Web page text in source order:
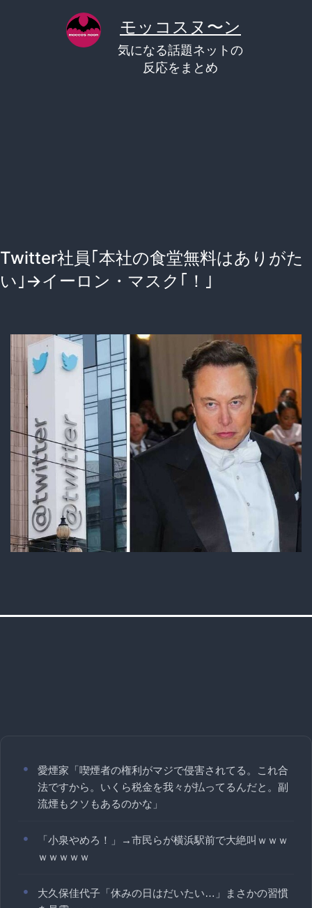
モッコスヌ〜ン
気になる話題ネットの
反応をまとめ
Twitter社員｢本社の食堂無料はありがた
い｣→イーロン・マスク｢！｣
愛煙家「喫煙者の権利がマジで侵害されてる。これ合
法ですから。いくら税金を我々が払ってるんだと。副
流煙もクソもあるのかな」
「小泉やめろ！」→市民らが横浜駅前で大絶叫ｗｗｗ
ｗｗｗｗｗ
大久保佳代子「休みの日はだいたい…」まさかの習慣